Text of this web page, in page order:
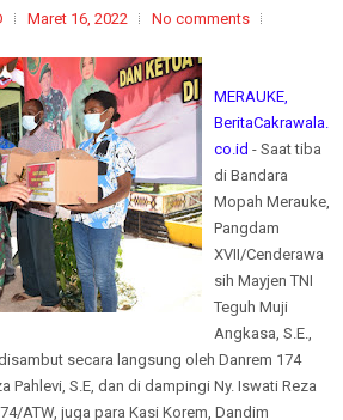
Maret 16, 2022 No comments
MERAUKE,
BeritaCakrawala.
co.id - Saat tiba
di Bandara
Mopah Merauke,
Pangdam
XVII/Cenderawa
sih Mayjen TNI
Teguh Muji
Angkasa, S.E.,
secara langsung oleh Danrem 174
Pahlevi, S.E, dan di dampingi Ny. Iswati Reza
ATW, juga para Kasi Korem, Dandim